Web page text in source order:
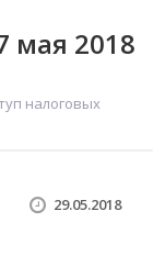
2018
налоговых
29.05.2018